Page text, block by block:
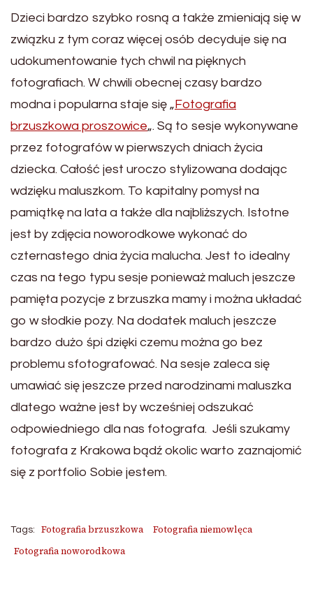
Dzieci bardzo szybko rosną a także zmieniają się w
związku z tym coraz więcej osób decyduje się na
udokumentowanie tych chwil na pięknych
fotografiach. W chwili obecnej czasy bardzo
modna i popularna staje się „Fotografia
brzuszkowa proszowice„. Są to sesje wykonywane
przez fotografów w pierwszych dniach życia
dziecka. Całość jest uroczo stylizowana dodając
wdzięku maluszkom. To kapitalny pomysł na
pamiątkę na lata a także dla najbliższych. Istotne
jest by zdjęcia noworodkowe wykonać do
czternastego dnia życia malucha. Jest to idealny
czas na tego typu sesje ponieważ maluch jeszcze
pamięta pozycje z brzuszka mamy i można układać
go w słodkie pozy. Na dodatek maluch jeszcze
bardzo dużo śpi dzięki czemu można go bez
problemu sfotografować. Na sesje zaleca się
umawiać się jeszcze przed narodzinami maluszka
dlatego ważne jest by wcześniej odszukać
odpowiedniego dla nas fotografa. Jeśli szukamy
fotografa z Krakowa bądź okolic warto zaznajomić
się z portfolio Sobie jestem.
Tags: Fotografia brzuszkowa
Fotografia niemowlęca
Fotografia noworodkowa